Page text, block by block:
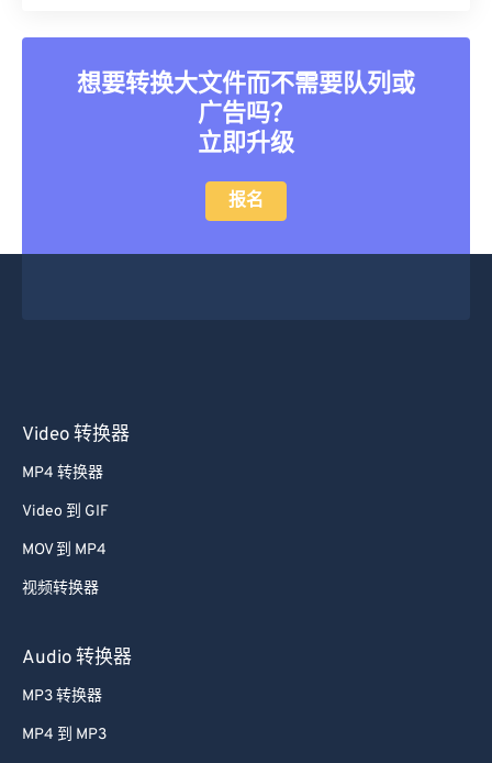
想要转换大文件而不需要队列或
广告吗？
立即升级
报名
Video 转换器
MP4 转换器
Video 到 GIF
MOV 到 MP4
视频转换器
Audio 转换器
MP3 转换器
MP4 到 MP3